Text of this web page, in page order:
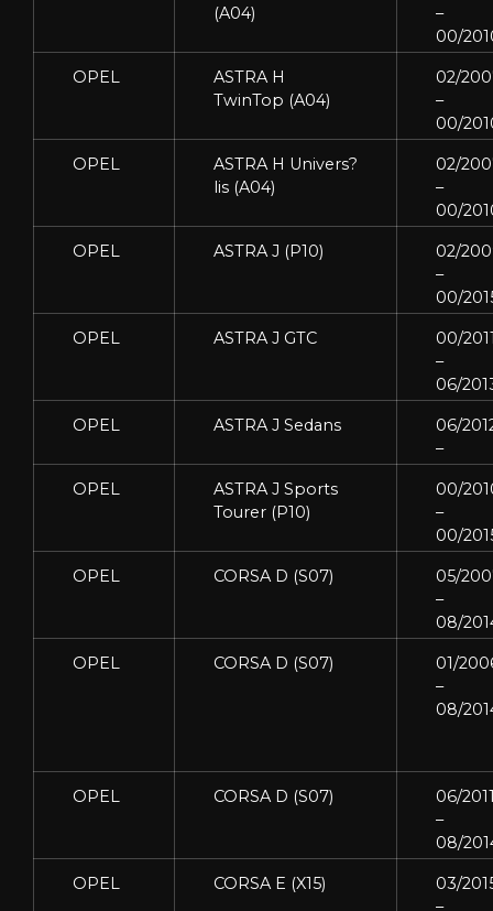
(A04)
–
00/
OPEL
ASTRA H
TwinTop (A04)
02/
–
00/
OPEL
ASTRA H Univers?
lis (A04)
02/
–
00/
OPEL ASTRA J (P10)
02/
–
00/
OPEL ASTRA J GTC
00/
–
06/
OPEL ASTRA J Sedans
06/
–
OPEL
ASTRA J Sports
Tourer (P10)
00/
–
00/
OPEL CORSA D (S07)
05/
–
08/
OPEL CORSA D (S07)
01/
–
08/
OPEL CORSA D (S07)
06/
–
08/
OPEL CORSA E (X15)
03/
–